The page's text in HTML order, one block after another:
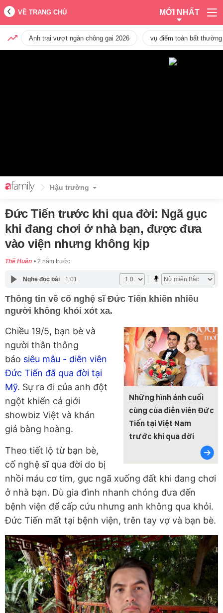
VỀ TRANG CHỦ MỚI NHẤT
Anh trai vượt ngàn chông gai 2026 vụ điểm toán bất
Hậu trường
Đức Tiến trước khi qua đời: Ngã gục
khi đang chơi ở nhà bạn, được đưa
vào viện nhưng không kịp
Thế Huân 2 năm trước
Nghe đọc bài 1:01
Thông tin về cố nghệ sĩ Đức Tiến khiến nhiều
người không khỏi xót xa.
Những hình ảnh cuối
cùng của diễn viên Đức
Tiến tại Việt Nam
trước khi qua đời
Chiều 19/5, bạn bè và
người thân thông
báo siêu mẫu - diễn viên
Đức Tiến đã qua đời tại
Mỹ. Sự ra đi của anh đột
ngột khiến cả giới
showbiz Việt và khán
giả bàng hoàng.
Theo tiết lộ từ bạn bè,
cố nghệ sĩ qua đời do bị
nhồi máu cơ tim, gục ngã xuống đất khi đang chơi
ở nhà bạn. Dù gia đình nhanh chóng đưa đến
bệnh viện để cấp cứu nhưng anh không qua khỏi.
Đức Tiến mất tại bệnh viện, trên tay vợ và bạn bè.